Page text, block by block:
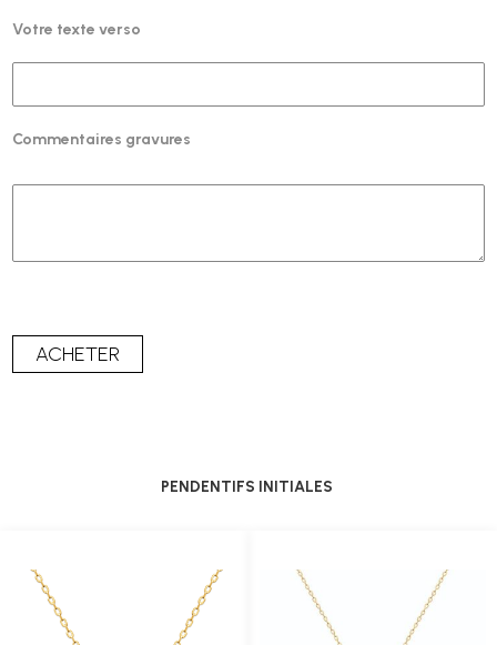
Votre texte verso
Commentaires gravures
PENDENTIFS INITIALES